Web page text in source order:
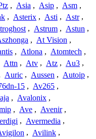
, Asia , Asip , Asm ,
, Asterix , Asti , Astr ,
, Astrum , Astun ,
, At Vision ,
, Atlona , Atomtech ,
Attn , Atv , Atz , Au3 ,
Auric , Aussen , Autoip ,
15 , Av265 ,
, Avalonix ,
, Ave , Avenir ,
, Avermedia ,
, Avilink ,